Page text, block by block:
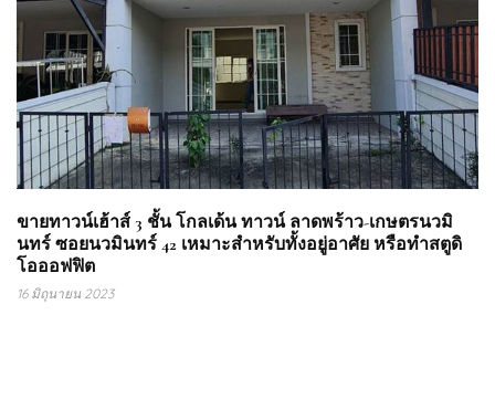
ขายทาวน์เฮ้าส์ 3 ชั้น โกลเด้น ทาวน์ ลาดพร้าว-เกษตรนวมิ
นทร์ ซอยนวมินทร์ 42 เหมาะสำหรับทั้งอยู่อาศัย หรือทำสตูดิ
โอออฟฟิต
16 มิถุนายน 2023